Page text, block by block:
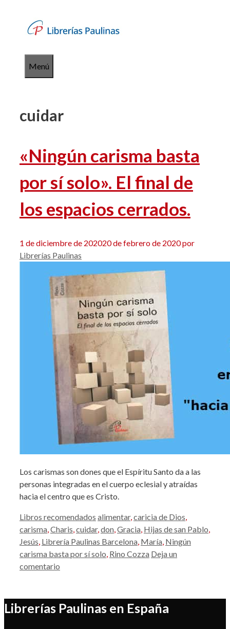
contenido
Menú
cuidar
«Ningún carisma basta
por sí solo». El final de
los espacios cerrados.
1 de diciembre de 202020 de febrero de 2020por
Librerías Paulinas
Los carismas son dones que el Espíritu Santo da a las
personas integradas en el cuerpo eclesial y atraídas
hacia el centro que es Cristo.
Categorías
Libros recomendados Etiquetas
alimentar,caricia de Dios,
carisma,Charis,cuidar,don,Gracia, Hijas de san Pablo,
Jesús, Librería Paulinas Barcelona, María, Ningún
carisma basta por sí solo, Rino Cozza Deja un
comentario
Librerías Paulinas en España